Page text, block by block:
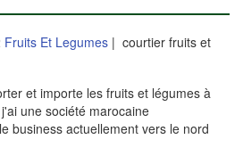
Fruits Et Legumes| courtier fruits et
et importe les fruits et légumes à
une société marocaine
business actuellement vers le nord